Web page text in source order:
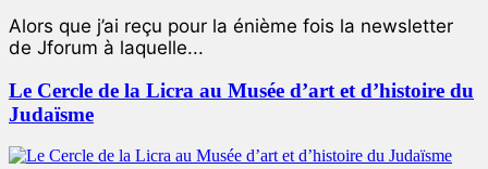
Alors que j’ai reçu pour la énième fois la newsletter
de Jforum à laquelle...
Le Cercle de la Licra au Musée d’art et d’histoire du
Judaïsme